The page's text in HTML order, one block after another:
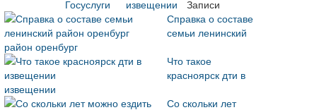
Записи
Справка о составе
семьи ленинский
район оренбург
Что такое
красноярск дти в
извещении
Со скольки лет